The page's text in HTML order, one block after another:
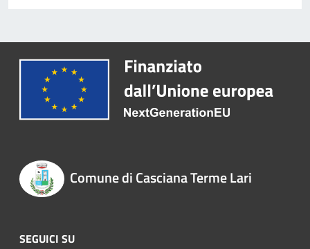
Comune di Casciana Terme Lari
SEGUICI SU